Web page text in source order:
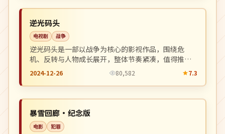
美国
逆光码头
电视剧 战争
逆光码头是一部以战争为核心的影视作品，围绕危
机、反转与人物成长展开，整体节奏紧凑，值得推荐
观看。
2024-12-26 80,582 7.3
韩国
暴雪回廊·纪念版
电影 犯罪